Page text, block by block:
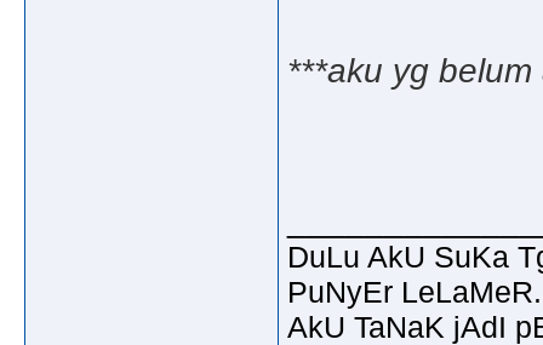
***aku yg
DuLu AkU SuKa
PuNyEr
AkU TaNaK jAdI